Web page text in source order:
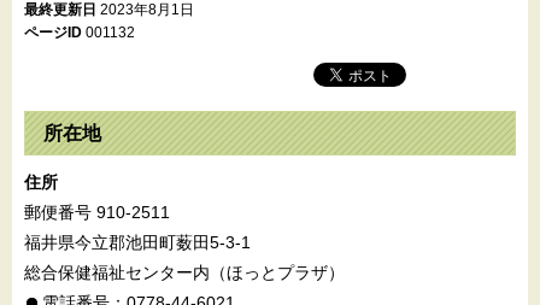
最終更新日 2023年8月1日
ページID 001132
所在地
住所
郵便番号 910-2511
福井県今立郡池田町薮田5-3-1
総合保健福祉センター内（ほっとプラザ）